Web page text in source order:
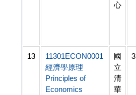
心
13
11301ECON0001
經濟學原理
Principles of
Economics
國
立
清
華
3